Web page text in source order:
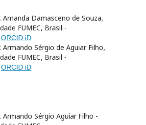
Amanda Damasceno de Souza,
FUMEC, Brasil -
ORCID iD
Armando Sérgio de Aguiar Filho,
FUMEC, Brasil -
ORCID iD
Armando Sérgio Aguiar Filho -